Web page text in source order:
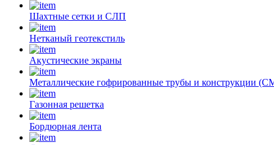
Шахтные сетки и СЛП
Нетканый геотекстиль
Акустические экраны
Металлические гофрированные трубы и конструкции
Газонная решетка
Бордюрная лента